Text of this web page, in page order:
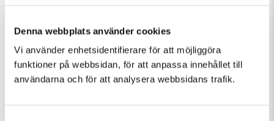
Denna webbplats använder cookies
Vi använder enhetsidentifierare för att möjliggöra
funktioner på webbsidan, för att anpassa innehållet till
användarna och för att analysera webbsidans trafik.
Fler evenemang som passar Guidad visning